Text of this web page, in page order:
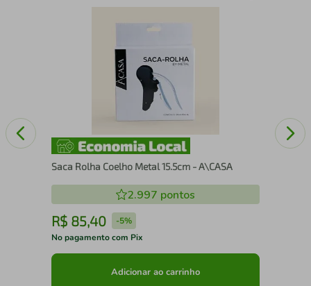
Saca Rolha Coelho Metal 15.5cm - A\CASA
2.997 pontos
R$ 85,40 -5%
No pagamento com Pix
Adicionar ao carrinho